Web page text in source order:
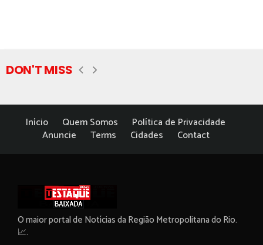
DON'T MISS
Início Quem Somos
Política de Privacidade
Anuncie
Terms Cidades Contact
O maior portal de Notícias da Região Metropolitana do Rio.
📈.